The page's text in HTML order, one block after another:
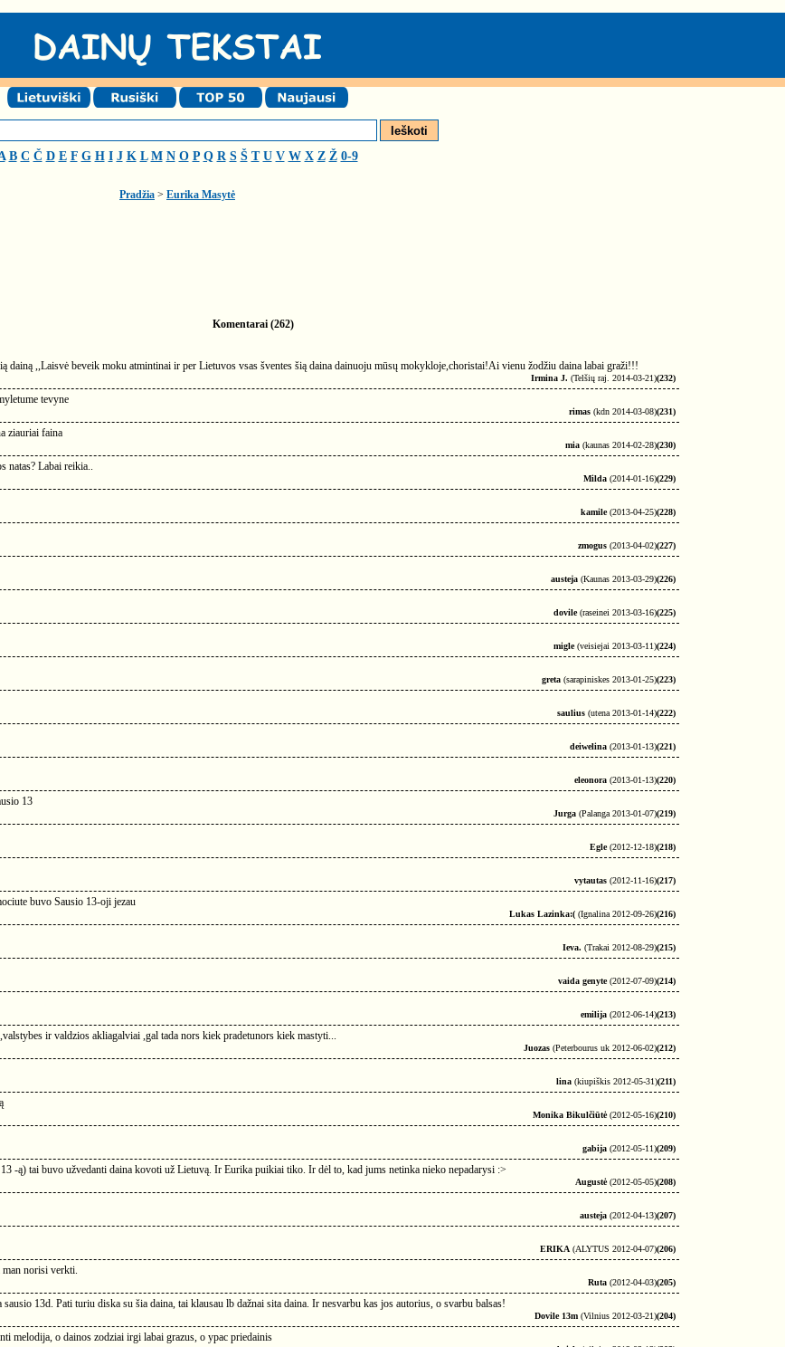
B C Č D E F G H I J K L M N O P Q R S Š T U V W X Z Ž 0-9
Pradžia > Eurika Masytė
Komentarai (262)
dainą ,,Laisvė beveik moku atmintinai ir per Lietuvos vsas šventes šią daina dainuoju mūsų mokykloje,choristai!Ai vienu žodžiu daina labai graži!!!
Irmina J. (Telšių raj. 2014-03-21)(232)
tevyne
rimas (kdn 2014-03-08)(231)
ziauriai faina
mia (kaunas 2014-02-28)(230)
natas? Labai reikia..
Milda (2014-01-16)(229)
kamile(2013-04-25)(228)
zmogus (2013-04-02)(227)
austeja (Kaunas 2013-03-29)(226)
dovile(raseinei 2013-03-16)(225)
migle(veisiejai 2013-03-11)(224)
greta (sarapiniskes 2013-01-25)(223)
saulius (utena 2013-01-14)(222)
deiwelina (2013-01-13)(221)
eleonora (2013-01-13)(220)
13
Jurga (Palanga 2013-01-07)(219)
Egle(2012-12-18)(218)
vytautas (2012-11-16)(217)
buvo Sausio 13-oji jezau
Lukas Lazinka:( (Ignalina 2012-09-26)(216)
Ieva. (Trakai 2012-08-29)(215)
vaida genyte(2012-07-09)(214)
emilija (2012-06-14)(213)
ir valdzios akliagalviai ,gal tada nors kiek pradetunors kiek mastyti...
Juozas (Peterbourus uk 2012-06-02)(212)
lina (kiupiškis 2012-05-31)(211)
Monika Bikulčiūtė(2012-05-16)(210)
gabija (2012-05-11)(209)
-ą) tai buvo užvedanti daina kovoti už Lietuvą. Ir Eurika puikiai tiko. Ir dėl to, kad jums netinka nieko nepadarysi :>
Augustė(2012-05-05)(208)
austeja (2012-04-13)(207)
ERIKA (ALYTUS 2012-04-07)(206)
man norisi verkti.
Ruta (2012-04-03)(205)
13d. Pati turiu diska su šia daina, tai klausau lb dažnai sita daina. Ir nesvarbu kas jos autorius, o svarbu balsas!
Dovile 13m (Vilnius 2012-03-21)(204)
melodija, o dainos zodziai irgi labai grazus, o ypac priedainis